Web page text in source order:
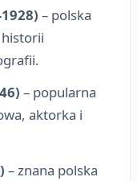
– polska
– popularna
aktorka i
– znana polska